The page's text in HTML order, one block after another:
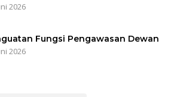
2026
Fungsi Pengawasan Dewan
2026